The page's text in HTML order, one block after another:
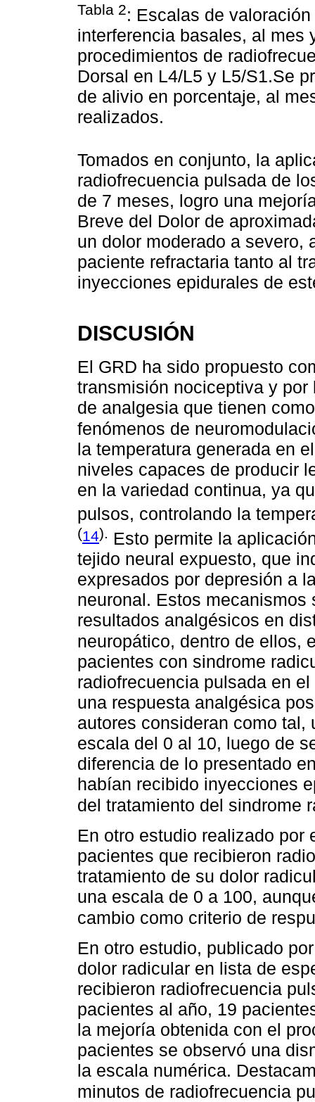
Tabla 2: Escalas de
interferencia basales, al mes
procedimientos de
Dorsal en L4/L5 y L5/S1.Se
de alivio en porcentaje, al
realizados.
Tomados en conjunto, la
radiofrecuencia pulsada de
de 7 meses, logro una
Breve del Dolor de
un dolor moderado a severo,
paciente refractaria tanto al
inyecciones epidurales de
DISCUSIÓN
El GRD ha sido propuesto
transmisión nociceptiva y
de analgesia que tienen
fenómenos de
la temperatura generada en
niveles capaces de producir
en la variedad continua, ya
pulsos, controlando la
(14). Esto permite la
tejido neural expuesto, que
expresados por depresión a
neuronal. Estos
resultados analgésicos en
neuropático, dentro de ellos,
pacientes con sindrome
radiofrecuencia pulsada en
una respuesta analgésica
autores consideran como tal,
escala del 0 al 10, luego de
diferencia de lo presentado
habían recibido inyecciones
del tratamiento del sindrome
En otro estudio realizado por
pacientes que recibieron
tratamiento de su dolor
una escala de 0 a 100,
cambio como criterio de
En otro estudio, publicado
dolor radicular en lista de
recibieron radiofrecuencia
pacientes al año, 19
la mejoría obtenida con el
pacientes se observó una
la escala numérica.
minutos de radiofrecuencia